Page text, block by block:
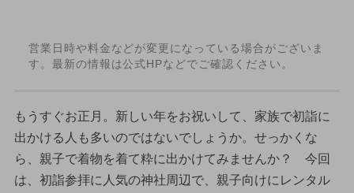
営業日時や料金などが変更になっている場合がございま
す。最新の情報は公式HPなどでご確認ください。
もうすぐお正月。新しい年をお祝いして、家族で初詣に
出かける人も多いのではないでしょうか。せっかくな
ら、親子で着物を着て粋に出かけてみませんか？ 今回
は、初詣参拝に人気の神社周辺で、親子向けにレンタル